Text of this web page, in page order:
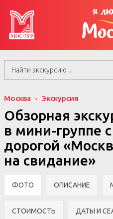
я
Москва Экскурсия
Обзорная
в мини-группе
дорогой
на свидание»
ФОТО ОПИСАНИЕ
СТОИМОСТЬ ДАТЫ И